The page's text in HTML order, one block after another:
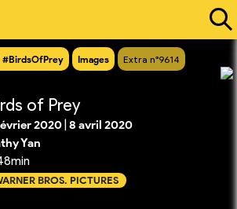
#BirdsOfPrey Images Extra n°9614
of Prey
2020 8 avril 2020
Yan
BROS. PICTURES